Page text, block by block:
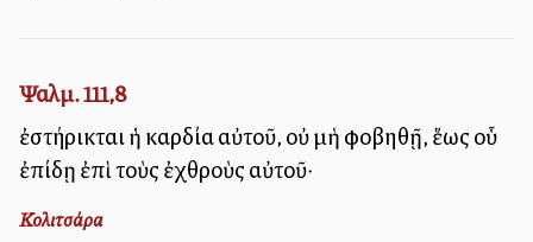
Ψαλμ. 111,8
ἐστήρικται ἡ καρδία αὐτοῦ, οὐ μὴ φοβηθῇ, ἕως οὗ
ἐπίδῃ ἐπὶ τοὺς ἐχθροὺς αὐτοῦ·
Κολιτσάρα